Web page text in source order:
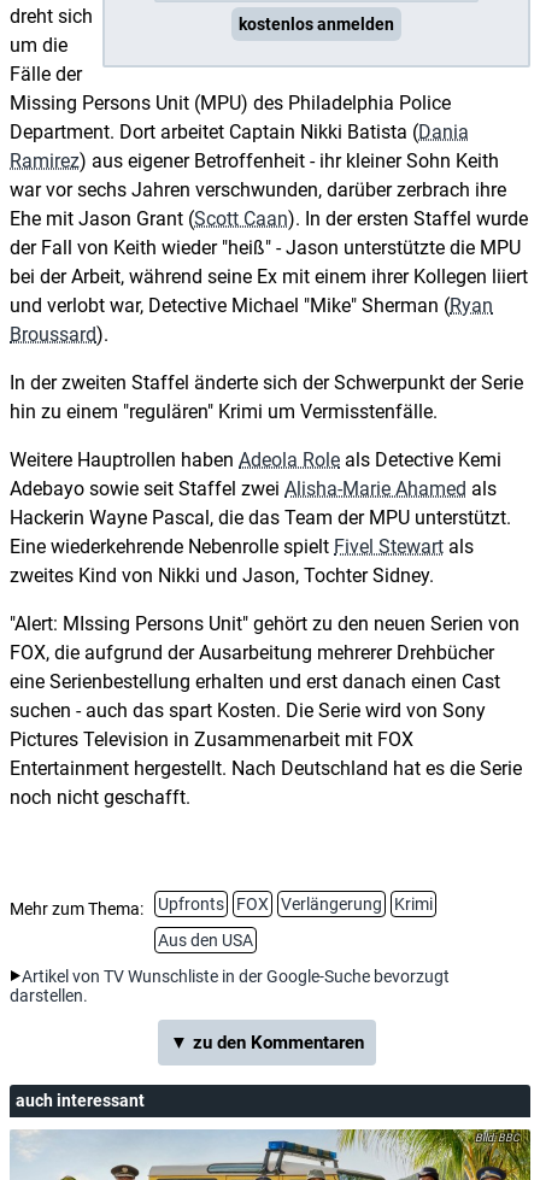
kostenlos anmelden
dreht sich
um die
Fälle der
Missing Persons Unit (MPU) des Philadelphia Police
Department. Dort arbeitet Captain Nikki Batista (Dania
Ramirez) aus eigener Betroffenheit - ihr kleiner Sohn Keith
war vor sechs Jahren verschwunden, darüber zerbrach ihre
Ehe mit Jason Grant (Scott Caan). In der ersten Staffel wurde
der Fall von Keith wieder "heiß" - Jason unterstützte die MPU
bei der Arbeit, während seine Ex mit einem ihrer Kollegen liiert
und verlobt war, Detective Michael "Mike" Sherman (Ryan
Broussard).
In der zweiten Staffel änderte sich der Schwerpunkt der Serie
hin zu einem "regulären" Krimi um Vermisstenfälle.
Weitere Hauptrollen haben Adeola Role als Detective Kemi
Adebayo sowie seit Staffel zwei Alisha-Marie Ahamed als
Hackerin Wayne Pascal, die das Team der MPU unterstützt.
Eine wiederkehrende Nebenrolle spielt Fivel Stewart als
zweites Kind von Nikki und Jason, Tochter Sidney.
"Alert: MIssing Persons Unit" gehört zu den neuen Serien von
FOX, die aufgrund der Ausarbeitung mehrerer Drehbücher
eine Serienbestellung erhalten und erst danach einen Cast
suchen - auch das spart Kosten. Die Serie wird von Sony
Pictures Television in Zusammenarbeit mit FOX
Entertainment hergestellt. Nach Deutschland hat es die Serie
noch nicht geschafft.
Mehr zum Thema: Upfronts FOX Verlängerung
Krimi
Aus den USA
Artikel von TV Wunschliste in der Google-Suche bevorzugt
darstellen.
▼ zu den Kommentaren
auch interessant
BBC